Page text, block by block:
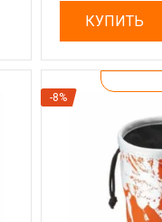
КУПИТЬ
-8%